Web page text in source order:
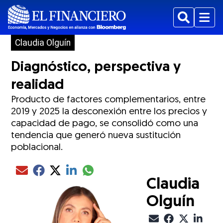
BuscarMenu
Claudia Olguín
Diagnóstico, perspectiva y
realidad
Producto de factores complementarios, entre
2019 y 2025 la desconexión entre los precios y
capacidad de pago, se consolidó como una
tendencia que generó nueva sustitución
poblacional.
Compartir el artículo actual mediante Email
Compartir el artículo actual mediante Facebook
Compartir el artículo actual mediante Twitter
Compartir el artículo actual mediante LinkedIn
Compartir el artículo actual mediante
Claudia
Olguín